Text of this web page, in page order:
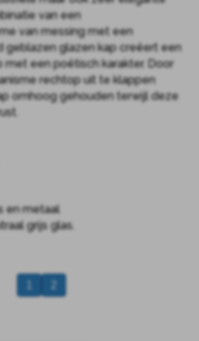
van een
van messing met een
geblazen glazen kap creëert een
een poëtisch karakter. Door
rechtop uit te klappen
omhoog gehouden terwijl deze
en metaal
grijs glas.